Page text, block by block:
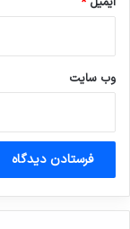
وب‌ سایت